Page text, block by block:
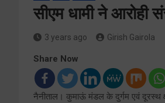
सीएम धामी ने आरोही
3 years ago Girish Gairola
Share Now
नैनीताल। कुमाऊं मंडल के दुर्गम एवं दूरस्थ